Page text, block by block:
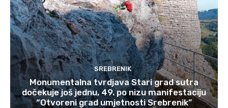
SREBRENIK
Monumentalna tvrdjava Stari grad sutra
dočekuje još jednu, 49. po nizu manifestaciju
“Otvoreni grad umjetnosti Srebrenik”